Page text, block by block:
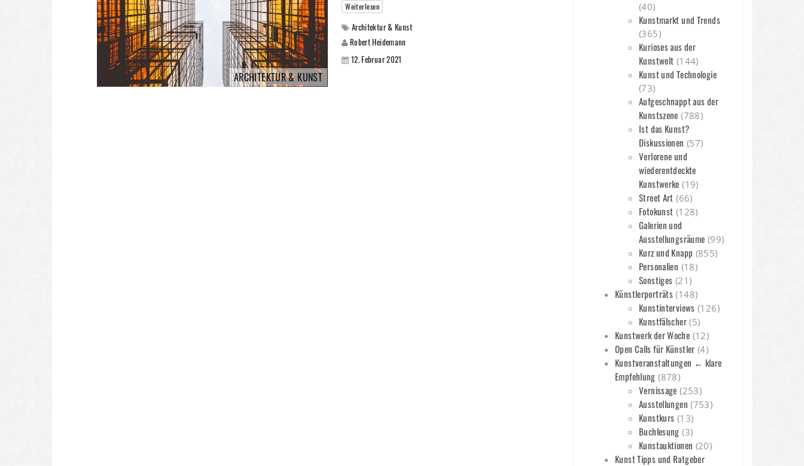
ARCHITEKTUR & KUNST
Weiterlesen
Architektur & Kunst
Robert Heidemann
12. Februar 2021
(40)
Kunstmarkt und Trends
(365)
Kurioses aus der
Kunstwelt (144)
Kunst und Technologie
(73)
Aufgeschnappt aus der
Kunstszene (788)
Ist das Kunst?
Diskussionen (57)
Verlorene und
wiederentdeckte
Kunstwerke (19)
Street Art (66)
Fotokunst (128)
Galerien und
Ausstellungsräume (99)
Kurz und Knapp (855)
Personalien (18)
Sonstiges (21)
Künstlerporträts (148)
Kunstinterviews (126)
Kunstfälscher(5)
Kunstwerk der Woche (12)
Open Calls für Künstler (4)
Kunstveranstaltungen ← klare
Empfehlung (878)
Vernissage (253)
Ausstellungen (753)
Kunstkurs (13)
Buchlesung (3)
Kunstauktionen (20)
Kunst Tipps und Ratgeber